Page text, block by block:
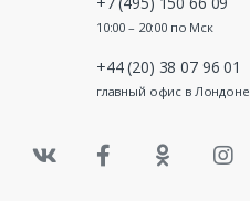
10:00 – 20:00 по Мск
+44 (20) 38 07 96 01
главный офис в Лондоне